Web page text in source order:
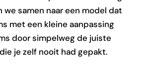
we samen naar een model dat
met een kleine aanpassing
door simpelweg de juiste
je zelf nooit had gepakt.